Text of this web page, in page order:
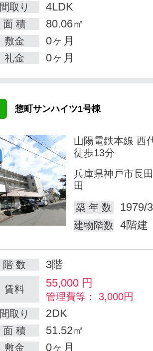
間取り
4LDK
面 積 80.06㎡
敷金 0ヶ月
礼金 0ヶ月
惣町サンハイツ1号棟
山陽電鉄本線 西
徒歩13分
兵庫県神戸市長
田
築 年 数
1979/
建物階数 4階建
階 数 3階
賃料 55,000 円
管理費等： 3,000円
間取り
2DK
面 積 51.52㎡
敷金 0ヶ月